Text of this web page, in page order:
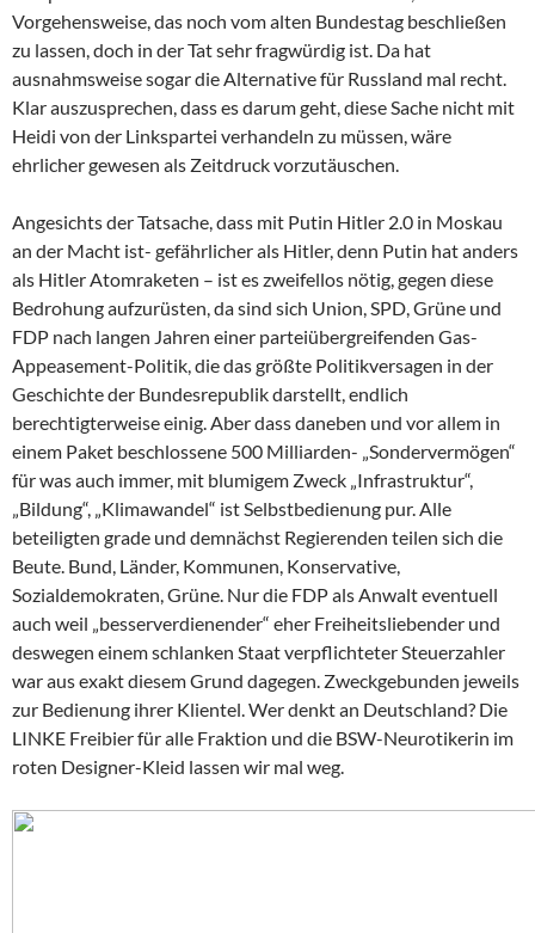
Vorgehensweise, das noch vom alten Bundestag beschließen
zu lassen, doch in der Tat sehr fragwürdig ist. Da hat
ausnahmsweise sogar die Alternative für Russland mal recht.
Klar auszusprechen, dass es darum geht, diese Sache nicht mit
Heidi von der Linkspartei verhandeln zu müssen, wäre
ehrlicher gewesen als Zeitdruck vorzutäuschen.
Angesichts der Tatsache, dass mit Putin Hitler 2.0 in Moskau
an der Macht ist- gefährlicher als Hitler, denn Putin hat anders
als Hitler Atomraketen – ist es zweifellos nötig, gegen diese
Bedrohung aufzurüsten, da sind sich Union, SPD, Grüne und
FDP nach langen Jahren einer parteiübergreifenden Gas-
Appeasement-Politik, die das größte Politikversagen in der
Geschichte der Bundesrepublik darstellt, endlich
berechtigterweise einig. Aber dass daneben und vor allem in
einem Paket beschlossene 500 Milliarden- „Sondervermögen“
für was auch immer, mit blumigem Zweck „Infrastruktur“,
„Bildung“, „Klimawandel“ ist Selbstbedienung pur. Alle
beteiligten grade und demnächst Regierenden teilen sich die
Beute. Bund, Länder, Kommunen, Konservative,
Sozialdemokraten, Grüne. Nur die FDP als Anwalt eventuell
auch weil „besserverdienender“ eher Freiheitsliebender und
deswegen einem schlanken Staat verpflichteter Steuerzahler
war aus exakt diesem Grund dagegen. Zweckgebunden jeweils
zur Bedienung ihrer Klientel. Wer denkt an Deutschland? Die
LINKE Freibier für alle Fraktion und die BSW-Neurotikerin im
roten Designer-Kleid lassen wir mal weg.